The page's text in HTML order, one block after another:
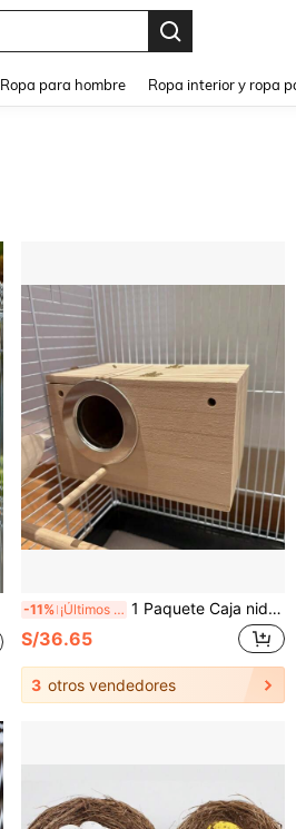
Ropa para hombre Ropa interior y ropa
-11% ¡Últimos 3 días 1 Paquete Caja nido para periquito, caja de anidación de madera natural, pequeña caja de cría para periquitos, agapornis, cacatúas, loros, apareamiento, aviario, 7.7*4.7*4.7 pulgadas
S/36.65
3 otros vendedores